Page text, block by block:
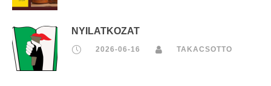
NYILATKOZAT
2026-06-16 TAKACSOTTO